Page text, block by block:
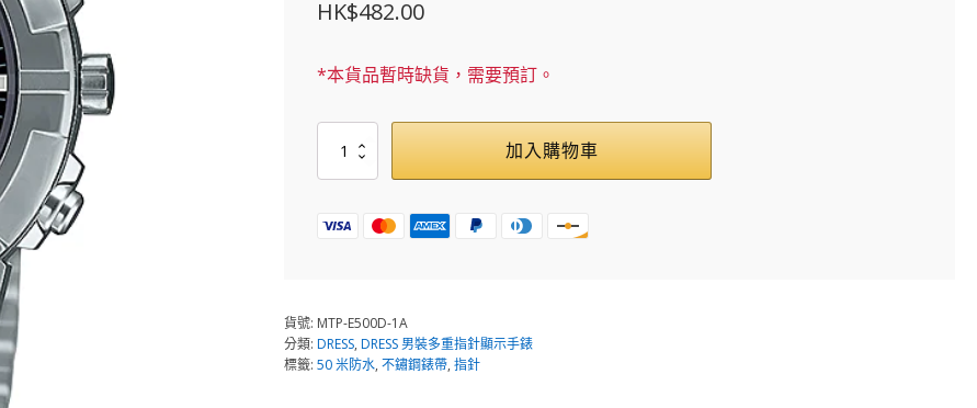
HK$482.00
*本貨品暫時缺貨，需要預訂。
E500D-
1A
量
加入購物車
貨號: MTP-E500D-1A
分類: DRESS, DRESS 男裝多重指針顯示手錶
標籤: 50 米防水, 不鏽鋼錶帶, 指針